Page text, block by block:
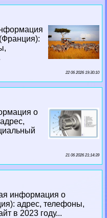
22 06 2026 19:30:10
о
21 06 2026 21:14:39
информация о
адрес, телефоны,
в 2023 году...